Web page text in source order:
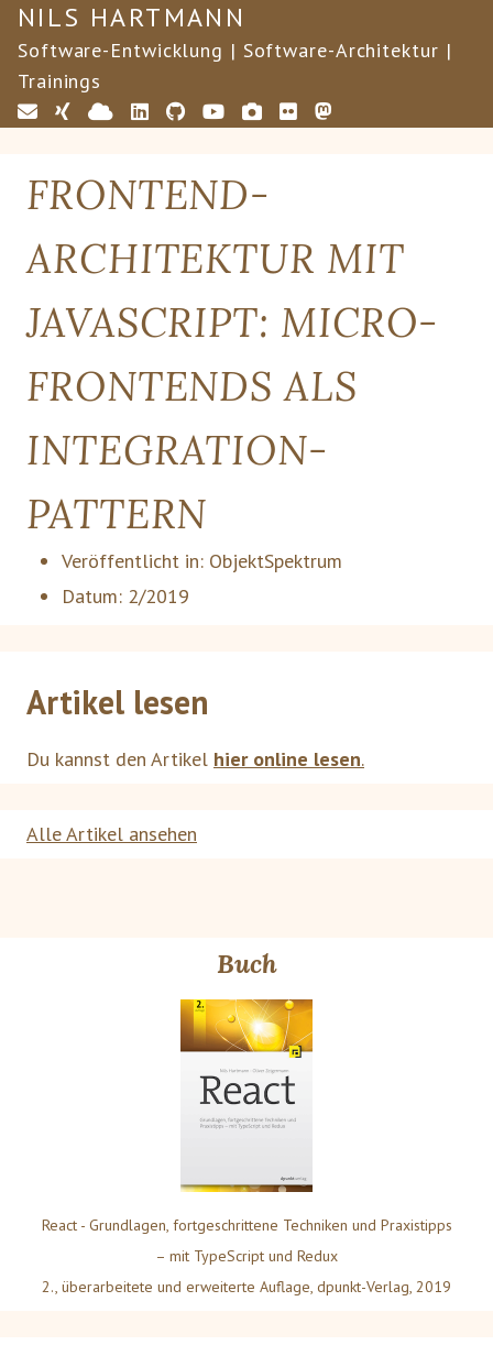
NILS HARTMANN
Software-Entwicklung | Software-Architektur |
Trainings
FRONTEND-
ARCHITEKTUR MIT
JAVASCRIPT: MICRO-
FRONTENDS ALS
INTEGRATION-
PATTERN
Veröffentlicht in: ObjektSpektrum
Datum: 2/2019
Artikel lesen
Du kannst den Artikel hier online lesen.
Alle Artikel ansehen
Buch
React - Grundlagen, fortgeschrittene Techniken und Praxistipps
– mit TypeScript und Redux
2., überarbeitete und erweiterte Auflage, dpunkt-Verlag, 2019